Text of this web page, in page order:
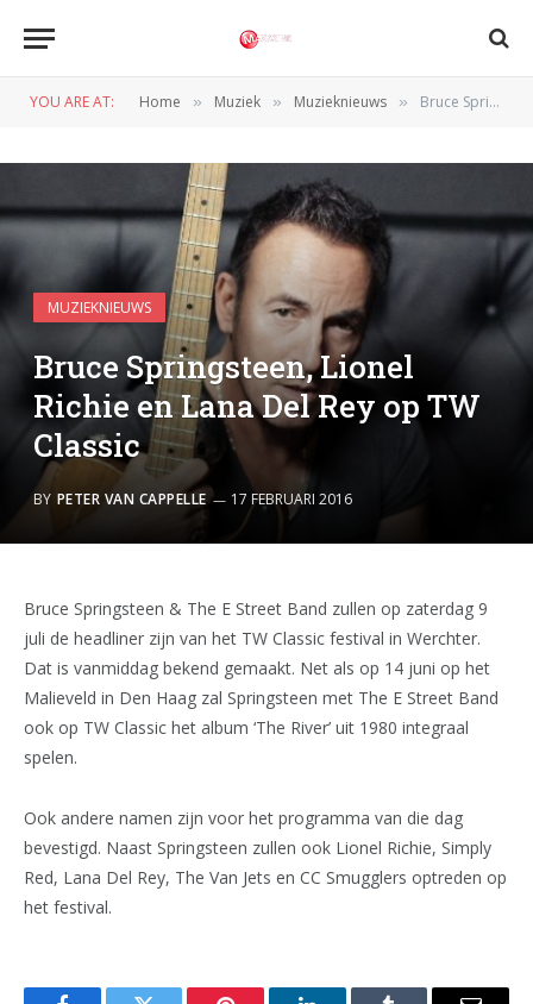
YOU ARE AT: Home » Muziek » Muzieknieuws » Bruce Springsteen, Lionel Richie en Lana Del Rey op TW Classic
MUZIEKNIEUWS
Bruce Springsteen, Lionel
Richie en Lana Del Rey op TW
Classic
BY PETER VAN CAPPELLE 17 FEBRUARI 2016
Bruce Springsteen & The E Street Band zullen op zaterdag 9
juli de headliner zijn van het TW Classic festival in Werchter.
Dat is vanmiddag bekend gemaakt. Net als op 14 juni op het
Malieveld in Den Haag zal Springsteen met The E Street Band
ook op TW Classic het album ‘The River’ uit 1980 integraal
spelen.
Ook andere namen zijn voor het programma van die dag
bevestigd. Naast Springsteen zullen ook Lionel Richie, Simply
Red, Lana Del Rey, The Van Jets en CC Smugglers optreden op
het festival.